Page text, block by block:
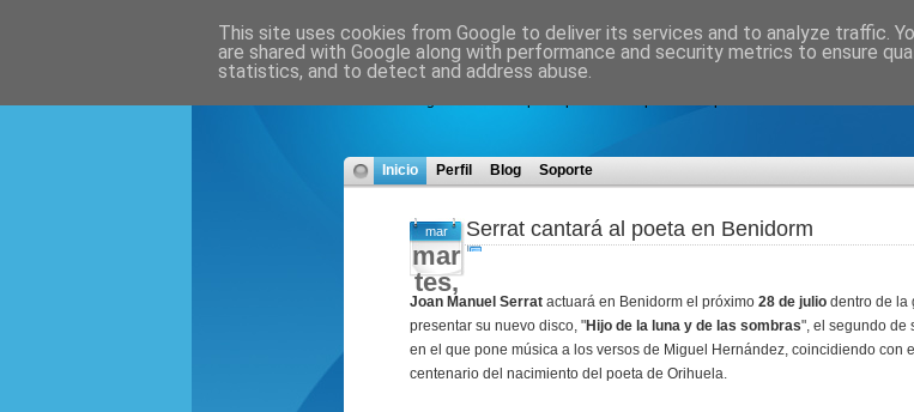
Blog de Ona Sol Hotels
Inicio Perfil Blog Soporte
mar
mar
tes,
Serrat cantará al poeta en Benidorm
Joan Manuel Serrat actuará en Benidorm el próximo 28 de julio dentro de la
presentar su nuevo disco, "Hijo de la luna y de las sombras", el segundo de
en el que pone música a los versos de Miguel Hernández, coincidiendo con el
centenario del nacimiento del poeta de Orihuela.
This site uses cookies from Google to deliver its services and to analyze traffic.
are shared with Google along with performance and security metrics to ensure
statistics, and to detect and address abuse.